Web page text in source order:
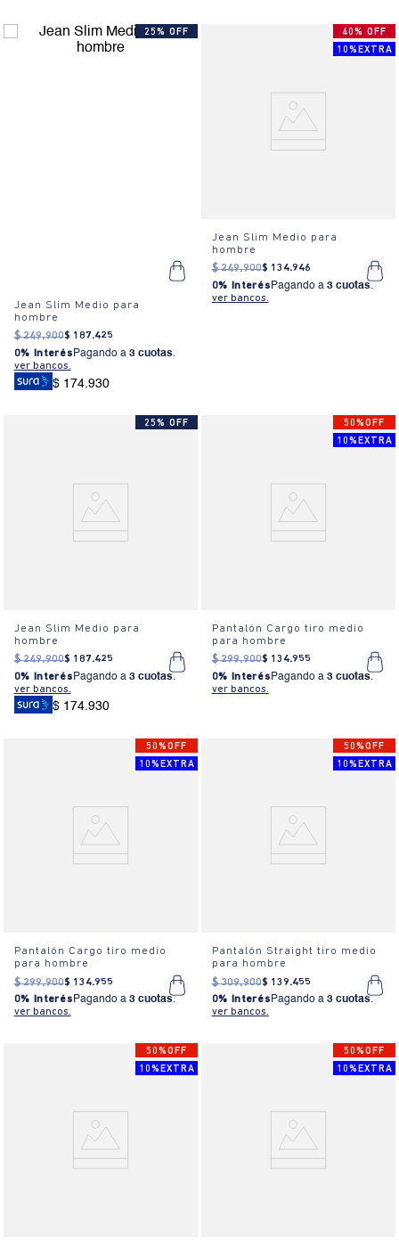
25% OFF
Jean Slim Medio para
hombre
$ 249.900$ 187.425
0% Interés Pagando a 3 cuotas.
ver bancos.
$ 174.930
40% OFF
10%EXTRA
Jean Slim Medio para
hombre
$ 249.900$ 134.946
0% Interés Pagando a 3 cuotas.
ver bancos.
25% OFF
Jean Slim Medio para
hombre
$ 249.900$ 187.425
0% Interés Pagando a 3 cuotas.
ver bancos.
$ 174.930
50%OFF
10%EXTRA
Pantalón Cargo tiro medio
para hombre
$ 299.900$ 134.955
0% Interés Pagando a 3 cuotas.
ver bancos.
50%OFF
10%EXTRA
Pantalón Cargo tiro medio
para hombre
$ 299.900$ 134.955
0% InterésPagando a 3 cuotas.
ver bancos.
50%OFF
10%EXTRA
Pantalón Straight tiro medio
para hombre
$ 309.900$ 139.455
0% InterésPagando a 3 cuotas.
ver bancos.
50%OFF
10%EXTRA
50%OFF
10%EXTRA